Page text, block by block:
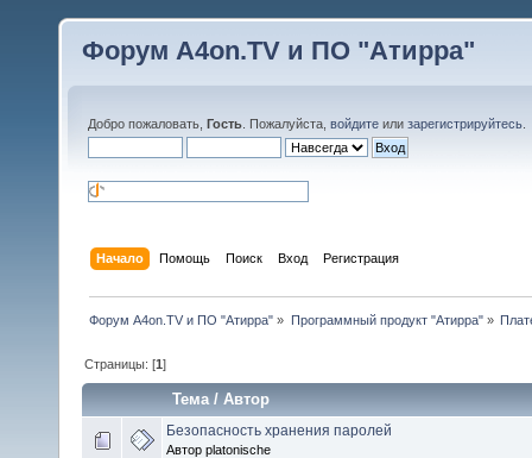
Форум A4on.TV и ПО "Атирра"
Добро пожаловать, Гость . Пожалуйста, войдите или зарегистрируйтесь
Начало Помощь Поиск Вход Регистрация
Форум A4on.TV и ПО "Атирра" » Программный продукт "Атирра"»
Страницы: [1]
Тема/Автор
Безопасность хранения паролей
Автор platonische